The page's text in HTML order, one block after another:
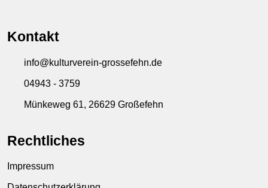
Kontakt
info@kulturverein-grossefehn.de
04943 - 3759
Münkeweg 61, 26629 Großefehn
Rechtliches
Impressum